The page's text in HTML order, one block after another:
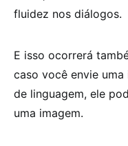
fluidez nos diálogos.
E isso ocorrerá
caso você envie
de linguagem, ele
uma imagem.